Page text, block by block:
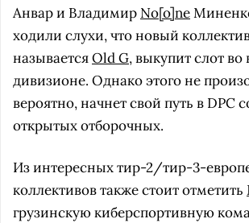
Анвар и Владимир No[o]ne
ходили слухи, что новый
называетсяOld G, выкупит слот во
дивизионе. Однако этого не
вероятно, начнет свой путь в DPC
открытых отборочных.
Из интересных тир-2/тир-3-
коллективов также стоит отметить
грузинскую киберспортивную